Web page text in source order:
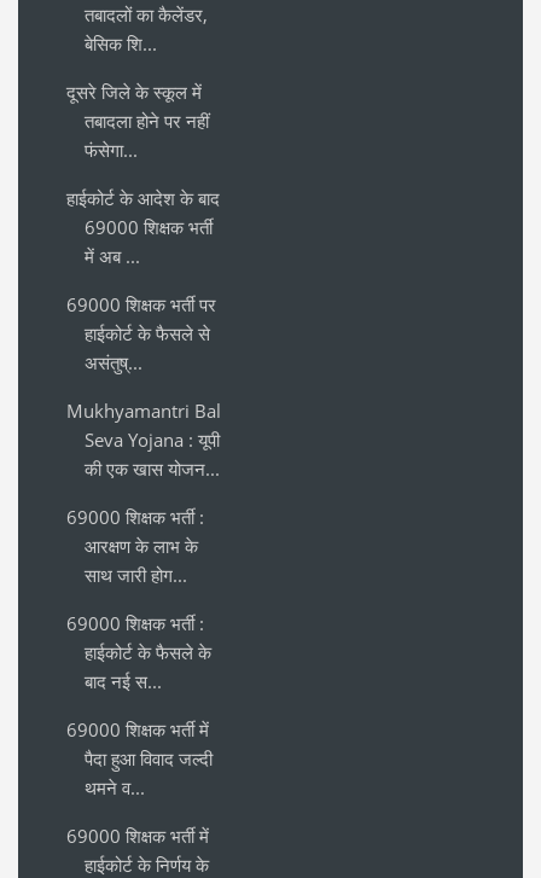
तबादलों का कैलेंडर,
बेसिक शि...
दूसरे जिले के स्कूल में
तबादला होने पर नहीं
फंसेगा...
हाईकोर्ट के आदेश के बाद
69000 शिक्षक भर्ती
में अब ...
69000 शिक्षक भर्ती पर
हाईकोर्ट के फैसले से
असंतुष्...
Mukhyamantri Bal
Seva Yojana : यूपी
की एक खास योजन...
69000 शिक्षक भर्ती :
आरक्षण के लाभ के
साथ जारी होग...
69000 शिक्षक भर्ती :
हाईकोर्ट के फैसले के
बाद नई स...
69000 शिक्षक भर्ती में
पैदा हुआ विवाद जल्दी
थमने व...
69000 शिक्षक भर्ती में
हाईकोर्ट के निर्णय के